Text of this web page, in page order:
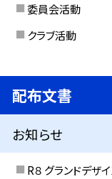
委員会活動
クラブ活動
配布文書
お知らせ
R８ グランドデザ